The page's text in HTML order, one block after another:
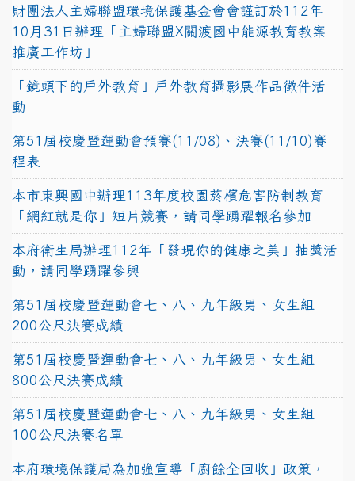
財團法人主婦聯盟環境保護基金會會謹訂於112年
10月31日辦理「主婦聯盟X關渡國中能源教育教案
推廣工作坊」
「鏡頭下的戶外教育」戶外教育攝影展作品徵件活
動
第51屆校慶暨運動會預賽(11/08)、決賽(11/10)賽
程表
本市東興國中辦理113年度校園菸檳危害防制教育
「網紅就是你」短片競賽，請同學踴躍報名參加
本府衛生局辦理112年「發現你的健康之美」抽獎活
動，請同學踴躍參與
第51屆校慶暨運動會七、八、九年級男、女生組
200公尺決賽成績
第51屆校慶暨運動會七、八、九年級男、女生組
800公尺決賽成績
第51屆校慶暨運動會七、八、九年級男、女生組
100公尺決賽名單
本府環境保護局為加強宣導「廚餘全回收」政策，